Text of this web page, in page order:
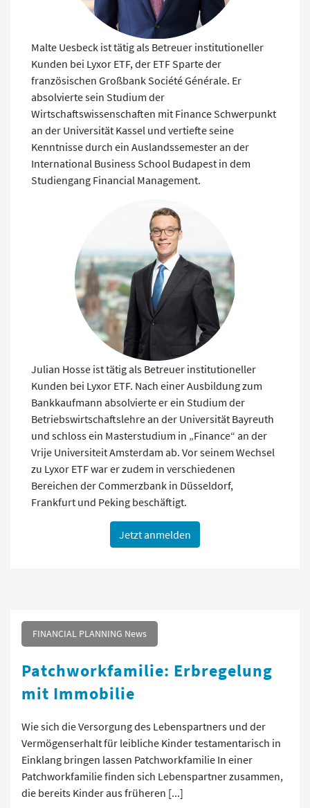
Malte Uesbeck ist tätig als Betreuer institutioneller
Kunden bei Lyxor ETF, der ETF Sparte der
französischen Großbank Société Générale. Er
absolvierte sein Studium der
Wirtschaftswissenschaften mit Finance Schwerpunkt
an der Universität Kassel und vertiefte seine
Kenntnisse durch ein Auslandssemester an der
International Business School Budapest in dem
Studiengang Financial Management.
Julian Hosse ist tätig als Betreuer institutioneller
Kunden bei Lyxor ETF. Nach einer Ausbildung zum
Bankkaufmann absolvierte er ein Studium der
Betriebswirtschaftslehre an der Universität Bayreuth
und schloss ein Masterstudium in „Finance“ an der
Vrije Universiteit Amsterdam ab. Vor seinem Wechsel
zu Lyxor ETF war er zudem in verschiedenen
Bereichen der Commerzbank in Düsseldorf,
Frankfurt und Peking beschäftigt.
Jetzt anmelden
FINANCIAL PLANNING News
Patchworkfamilie: Erbregelung
mit Immobilie
Wie sich die Versorgung des Lebenspartners und der
Vermögenserhalt für leibliche Kinder testamentarisch in
Einklang bringen lassen Patchworkfamilie In einer
Patchworkfamilie finden sich Lebenspartner zusammen,
die bereits Kinder aus früheren [...]